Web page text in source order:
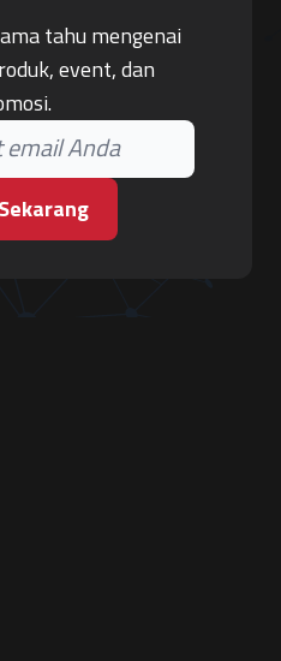
tahu mengenai
event, dan